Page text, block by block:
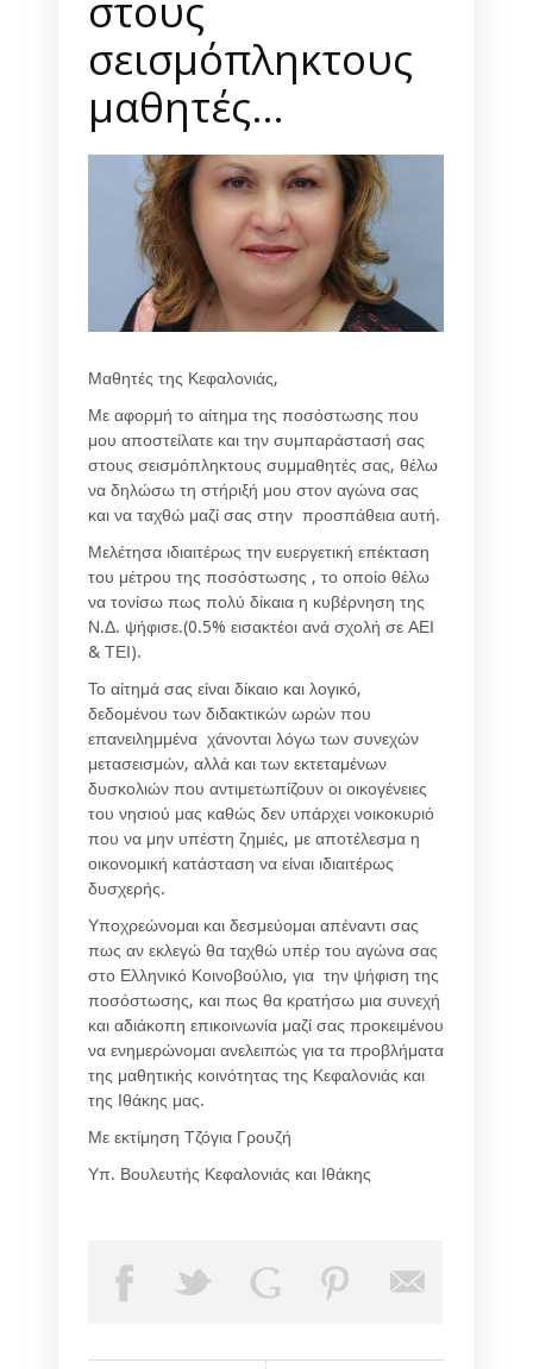
σεισμόπληκτους
μαθητές…
Μαθητές της Κεφαλονιάς,
Με αφορμή το αίτημα της ποσόστωσης που
μου αποστείλατε και την συμπαράστασή σας
στους σεισμόπληκτους συμμαθητές σας, θέλω
να δηλώσω τη στήριξή μου στον αγώνα σας
και να ταχθώ μαζί σας στην προσπάθεια αυτή.
Μελέτησα ιδιαιτέρως την ευεργετική επέκταση
του μέτρου της ποσόστωσης , το οποίο θέλω
να τονίσω πως πολύ δίκαια η κυβέρνηση της
Ν.Δ. ψήφισε.(0.5% εισακτέοι ανά σχολή σε ΑΕΙ
& ΤΕΙ).
Το αίτημά σας είναι δίκαιο και λογικό,
δεδομένου των διδακτικών ωρών που
επανειλημμένα χάνονται λόγω των συνεχών
μετασεισμών, αλλά και των εκτεταμένων
δυσκολιών που αντιμετωπίζουν οι οικογένειες
του νησιού μας καθώς δεν υπάρχει νοικοκυριό
που να μην υπέστη ζημιές, με αποτέλεσμα η
οικονομική κατάσταση να είναι ιδιαιτέρως
δυσχερής.
Υποχρεώνομαι και δεσμεύομαι απέναντι σας
πως αν εκλεγώ θα ταχθώ υπέρ του αγώνα σας
στο Ελληνικό Κοινοβούλιο, για την ψήφιση της
ποσόστωσης, και πως θα κρατήσω μια συνεχή
και αδιάκοπη επικοινωνία μαζί σας προκειμένου
να ενημερώνομαι ανελειπώς για τα προβλήματα
της μαθητικής κοινότητας της Κεφαλονιάς και
της Ιθάκης μας.
Με εκτίμηση Τζόγια Γρουζή
Υπ. Βουλευτής Κεφαλονιάς και Ιθάκης